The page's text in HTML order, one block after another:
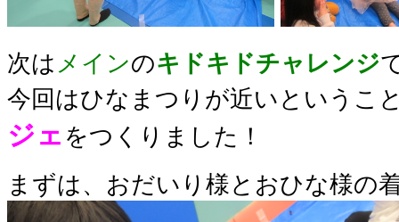
次は メインのキドキドチャレンジ
今回はひなまつりが近いというこ
ジェ をつくりました ！
まずは、おだいり様とおひな様の